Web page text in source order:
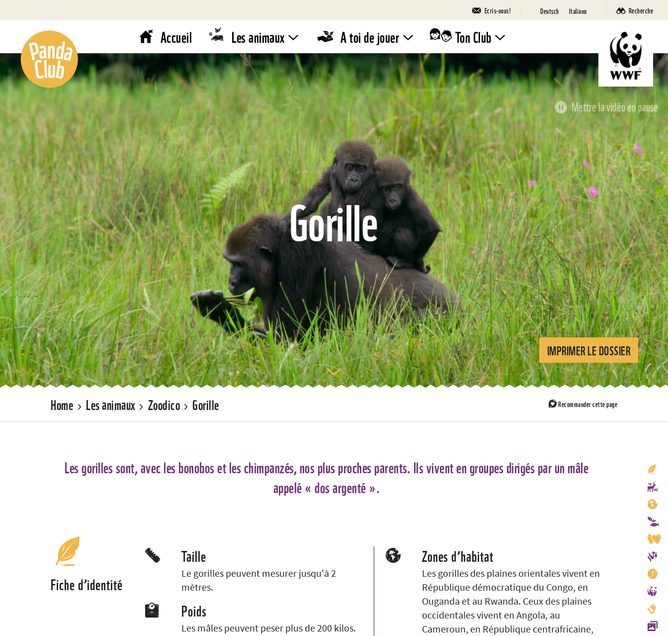
Ecris-nous! Deutsch Italiano Recherche
Accueil
Les animaux
Zoodico
Quiz
A toi de jouer
WWF –
Stand de
vente
Eco-
conseils
Pandathlon
Ton Club
Rejoins le
Club!
Camps
Nature
WWF
SuperPanda
Ta page
Mettre la vidéo en pause
Gorille
IMPRIMER LE DOSSIER
Home Les animaux Zoodico Gorille Recommander cette page
Les gorilles sont, avec les bonobos et les chimpanzés, nos plus proches parents. Ils vivent en groupes dirigés par un mâle
appelé « dos argenté ».
Fiche d’identité
Taille
Le gorilles peuvent mesurer jusqu'à 2
mètres.
Poids
Les mâles peuvent peser plus de 200 kilos.
Zones d’habitat
Les gorilles des plaines orientales vivent en
République démocratique du Congo, en
Ouganda et au Rwanda. Ceux des plaines
occidentales vivent en Angola, au
Cameroun, en République centrafricaine,